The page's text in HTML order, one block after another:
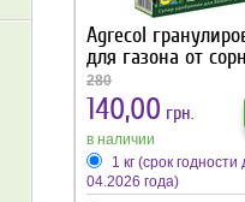
Agrecol
для газона от
280
140,00 грн.
в наличии
1 кг (срок годности
04.2026 года)